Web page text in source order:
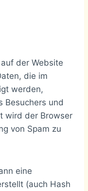
der Website
die im
werden,
Besuchers und
wird der Browser
von Spam zu
eine
(auch Hash